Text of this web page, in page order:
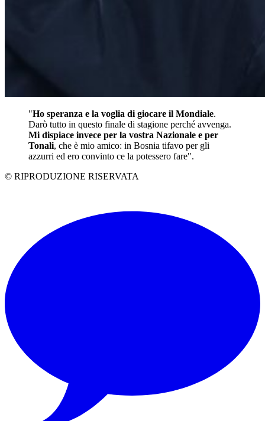
"Ho spe­ranza e la voglia di gio­care il Mon­diale.
Darò tutto in que­sto finale di sta­gione per­ché avvenga.
Mi dispiace invece per la vostra Nazio­nale e per
Tonali, che è mio amico: in Bosnia tifavo per gli
azzurri ed ero con­vinto ce la potes­sero fare".
© RIPRODUZIONE RISERVATA